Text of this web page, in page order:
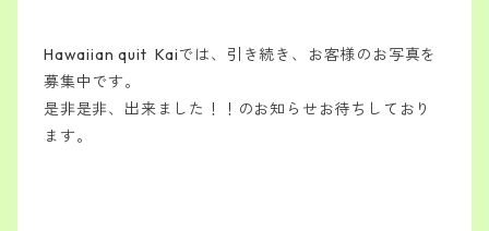
Hawaiian quit Kaiでは、引き続き、お客様のお写真を
募集中です。
是非是非、出来ました！！のお知らせお待ちしており
ます。